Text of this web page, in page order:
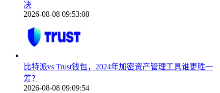
决
2026-08-08 09:53:08
比特派vs Trust钱包，2024年加密资产管理工具谁更胜一
筹？
2026-08-08 09:09:54